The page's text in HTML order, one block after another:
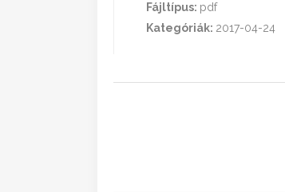
Fájltípus: pdf
Kategóriák: 2017-04-24